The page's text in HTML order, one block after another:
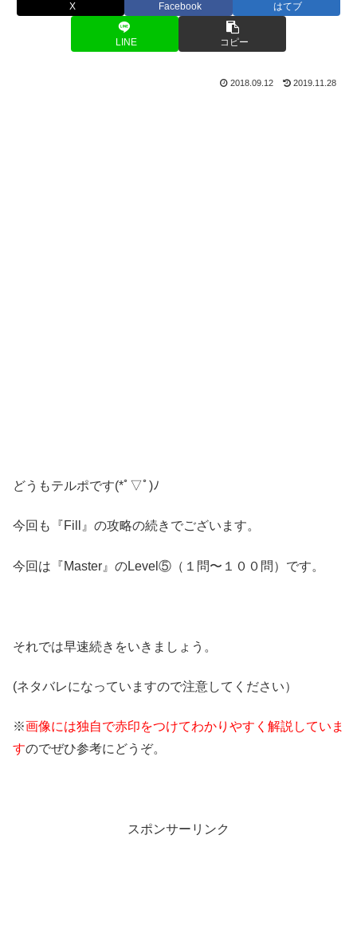
X Facebook はてブ
LINE コピー
2018.09.12 2019.11.28
どうもテルポです(*ﾟ▽ﾟ)ﾉ
今回も『Fill』の攻略の続きでございます。
今回は『Master』のLevel⑤（１問〜１００問）です。
それでは早速続きをいきましょう。
(ネタバレになっていますので注意してください）
※画像には独自で赤印をつけてわかりやすく解説していま
すのでぜひ参考にどうぞ。
スポンサーリンク